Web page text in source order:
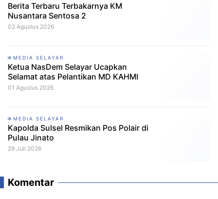
Berita Terbaru Terbakarnya KM
Nusantara Sentosa 2
02 Agustus 2026
MEDIA SELAYAR
Ketua NasDem Selayar Ucapkan
Selamat atas Pelantikan MD KAHMI
01 Agustus 2026
MEDIA SELAYAR
Kapolda Sulsel Resmikan Pos Polair di
Pulau Jinato
29 Juli 2026
Komentar